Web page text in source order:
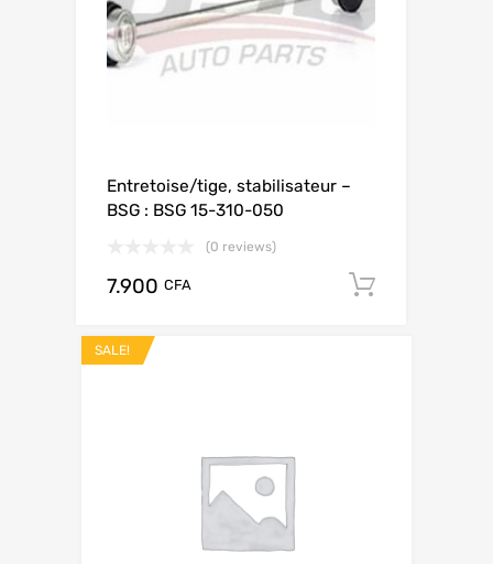
Entretoise/tige, stabilisateur –
BSG : BSG 15-310-050
(0 reviews)
7.900 CFA
SALE!